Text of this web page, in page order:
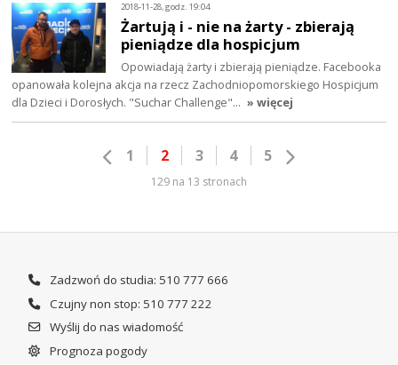
2018-11-28, godz. 19:04
Żartują i - nie na żarty - zbierają
pieniądze dla hospicjum
Opowiadają żarty i zbierają pieniądze. Facebooka
opanowała kolejna akcja na rzecz Zachodniopomorskiego Hospicjum
dla Dzieci i Dorosłych. "Suchar Challenge"… » więcej
1 2 3 4 5
129 na 13 stronach
Zadzwoń do studia: 510 777 666
Czujny non stop: 510 777 222
Wyślij do nas wiadomość
Prognoza pogody